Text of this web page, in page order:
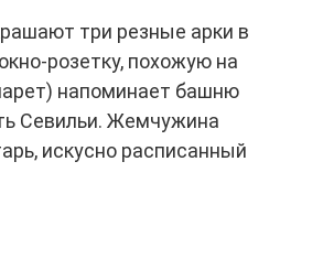
три резные арки в
розетку, похожую на
напоминает башню
Севильи. Жемчужина
искусно расписанный